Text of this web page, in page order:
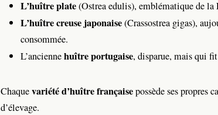
L’huître plate(Ostrea edulis), emblématique de la
L’huître creuse japonaise(Crassostrea gigas),
consommée.
L’anciennehuître portugaise, disparue, mais qui
Chaquevariété d’huître françaisepossède ses propres
d’élevage.